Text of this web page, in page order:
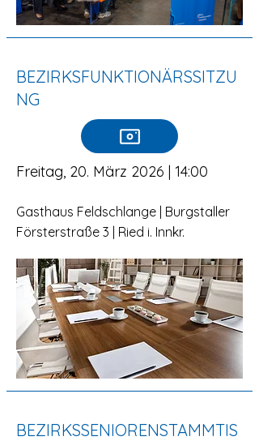
BEZIRKSFUNKTIONÄRSSITZU
NG
Freitag, 20. März 2026 | 14:00
Gasthaus Feldschlange | Burgstaller
Försterstraße 3 | Ried i. Innkr.
BEZIRKSSENIORENSTAMMTIS